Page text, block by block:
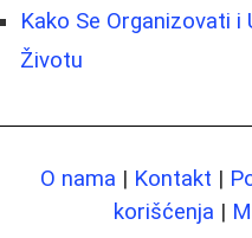
Kako Se Organizovati i
Životu
O nama | Kontakt |
korišćenja |